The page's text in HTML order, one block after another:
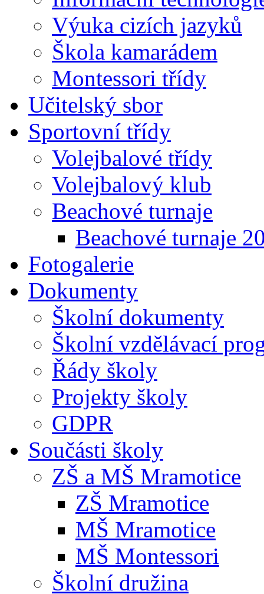
Výuka cizích jazyků
Škola kamarádem
Montessori třídy
Učitelský sbor
Sportovní třídy
Volejbalové třídy
Volejbalový klub
Beachové turnaje
Beachové turnaje
Fotogalerie
Dokumenty
Školní dokumenty
Školní vzdělávací
Řády školy
Projekty školy
GDPR
Součásti školy
ZŠ a MŠ Mramotice
ZŠ Mramotice
MŠ Mramotice
MŠ Montessori
Školní družina